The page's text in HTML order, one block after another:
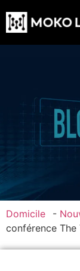
Domicile -
conférence The